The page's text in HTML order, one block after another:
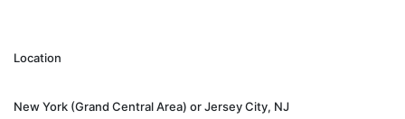
Location
New York (Grand Central Area) or Jersey City, NJ